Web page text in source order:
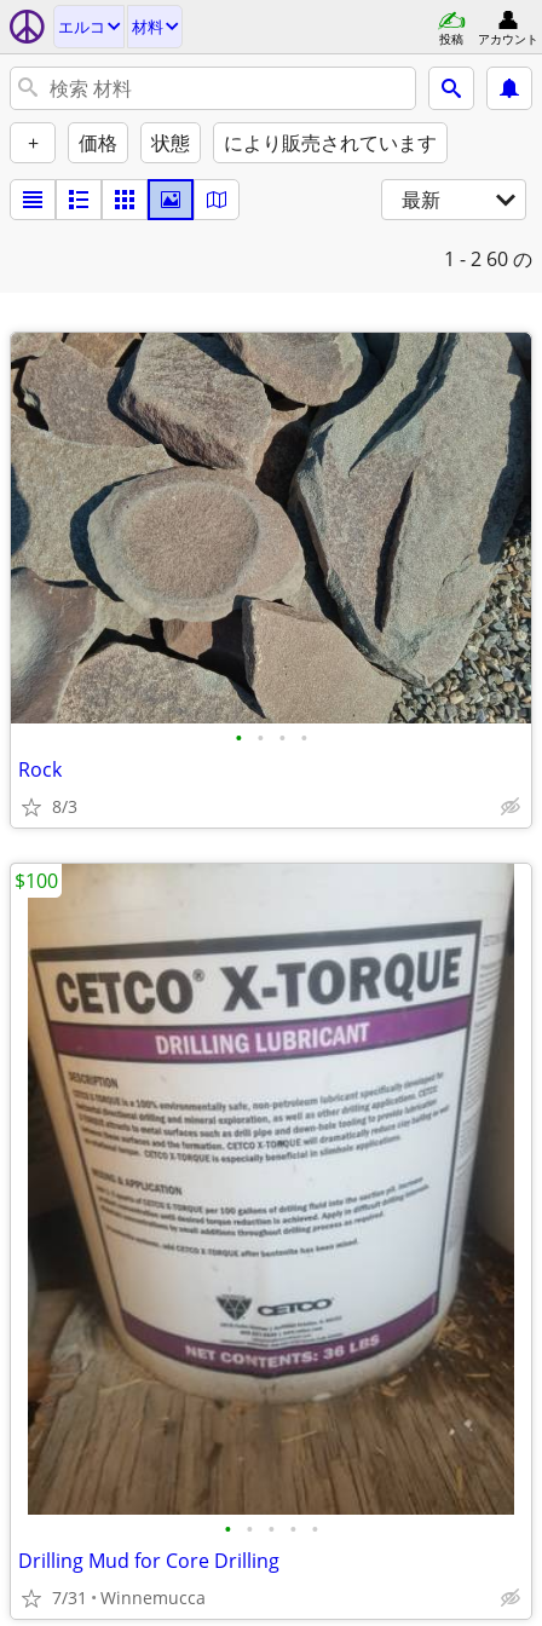
エルコ 材料
投稿 アカウント
+ 価格 状態 により販売されています
最新
1 - 2 60 の
• • • •
Rock
8/3
• • • • •
Drilling Mud for Core Drilling
7/31 Winnemucca
$100